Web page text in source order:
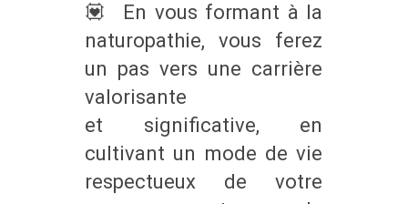
💟 En vous formant à la
naturopathie, vous ferez
un pas vers une carrière
valorisante
et significative, en
cultivant un mode de vie
respectueux de votre